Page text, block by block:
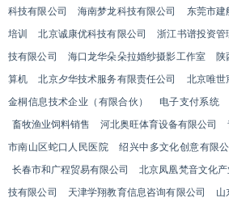
科技有限公司
海南梦龙科技有限公司 东莞市建
培训
北京诚康优科技有限公司 浙江书谱投资管
技有限公司
海口龙华朵朵拉婚纱摄影工作室 陕
算机
北京夕华技术服务有限责任公司 北京唯世
金桐信息技术企业（有限合伙）
电子支付系统
畜牧渔业饲料销售
河北奥旺体育设备有限公司
市南山区蛇口人民医院
绍兴中多文化创意有限公
长春市和广程贸易有限公司
北京凤凰梵音文化产
技有限公司
天津学翔教育信息咨询有限公司 山